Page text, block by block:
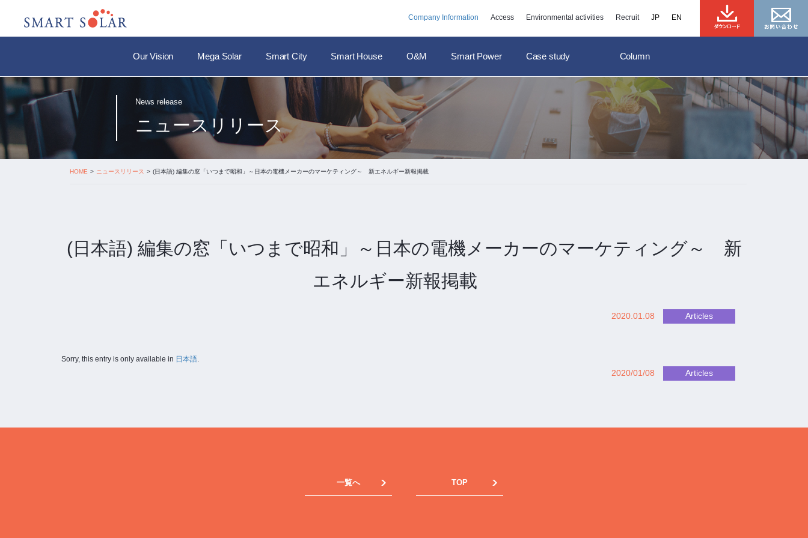
Our Vision Mega Solar Smart City Smart House O&M Smart Power Case study Column
Company Information Access Environmental activities Recruit
News release
ニュースリリース
HOME ニュースリリース (日本語) 編集の窓「いつまで昭和」～日本の電機メーカーのマーケティング～ 新エネルギー新報掲載
(日本語) 編集の窓「いつまで昭和」～日本の電機メーカーのマーケティング～ 新
エネルギー新報掲載
2020.01.08 Articles
Sorry, this entry is only available in 日本語.
2020/01/08 Articles
一覧へ TOP